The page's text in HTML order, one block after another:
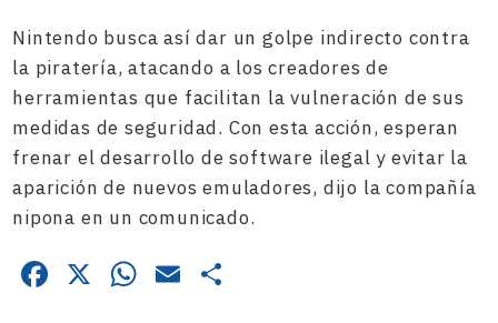
Nintendo busca así dar un golpe indirecto contra
la piratería, atacando a los creadores de
herramientas que facilitan la vulneración de sus
medidas de seguridad. Con esta acción, esperan
frenar el desarrollo de software ilegal y evitar la
aparición de nuevos emuladores, dijo la compañía
nipona en un comunicado.
Facebook
X WhatsApp
Email